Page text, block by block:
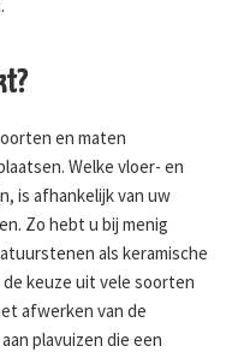
en maten
Welke vloer- en
is afhankelijk van uw
Zo hebt u bij menig
als keramische
keuze uit vele soorten
afwerken van de
plavuizen die een